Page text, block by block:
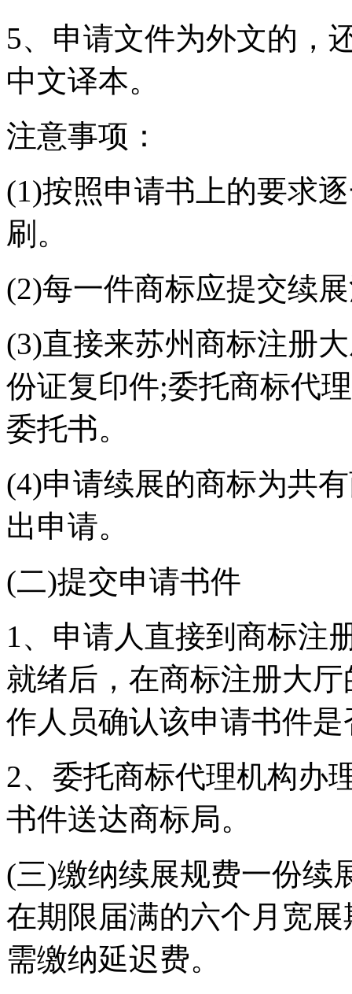
5、申请文件为外文的，
中文译本。
注意事项：
(1)按照申请书上的要求
刷。
(2)每一件商标应提交续
(3)直接来苏州商标注册
份证复印件;委托商标代
委托书。
(4)申请续展的商标为共
出申请。
(二)提交申请书件
1、申请人直接到商标注
就绪后，在商标注册大
作人员确认该申请书件
2、委托商标代理机构办
书件送达商标局。
(三)缴纳续展规费一份续
在期限届满的六个月宽
需缴纳延迟费。